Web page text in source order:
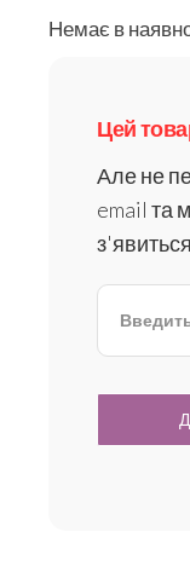
Немає в
Цей
Але не
email та